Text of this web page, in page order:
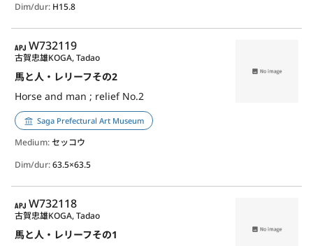
Dim/dur: H15.8
APJ
W732119
馬と人・レリーフその2
Horse and man ; relief No.2
古賀忠雄KOGA, Tadao
Saga Prefectural Art Museum
Medium:セッコウ
Dim/dur:63.5×63.5
APJ
W732118
馬と人・レリーフその1
古賀忠雄KOGA, Tadao